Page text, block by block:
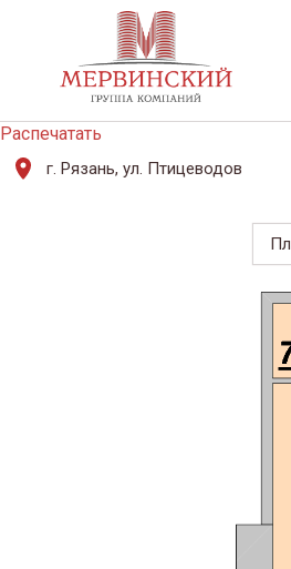
Распечатать
г. Рязань, ул. Птицеводов